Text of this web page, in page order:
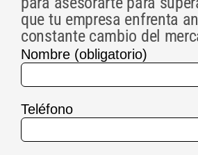
que tu empresa enfrenta
constante cambio del
Nombre (obligatorio)
Teléfono